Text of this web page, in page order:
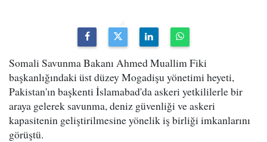
Somali Savunma Bakanı Ahmed Muallim Fiki
başkanlığındaki üst düzey Mogadişu yönetimi heyeti,
Pakistan'ın başkenti İslamabad'da askeri yetkililerle bir
araya gelerek savunma, deniz güvenliği ve askeri
kapasitenin geliştirilmesine yönelik iş birliği imkanlarını
görüştü.